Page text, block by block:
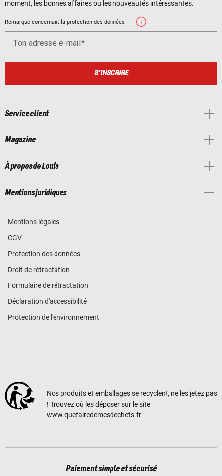
moment, les bonnes affaires ou les nouveautés intéressantes.
Remarque concernant la protection des données
Ton adresse e-mail
S'INSCRIRE
Service client
Magazine
À propos de Louis
Mentions juridiques
Mentions légales
CGV
Protection des données
Droit de rétractation
Formulaire de rétractation
Déclaration d'accessibilité
Protection de l'environnement
Nos produits et emballages se recyclent, ne les jetez pas
! Trouvez où les déposer sur le site
www.quefairedemesdechets.fr
Paiement simple et sécurisé